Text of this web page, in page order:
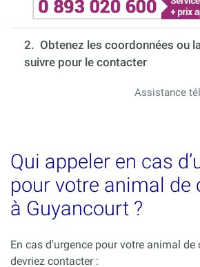
2. Obtenez les coordonnées ou
suivre pour le contacter
Assistance
Qui appeler en cas
pour votre animal de
à Guyancourt ?
En cas d'urgence pour votre animal de
devriez contacter :